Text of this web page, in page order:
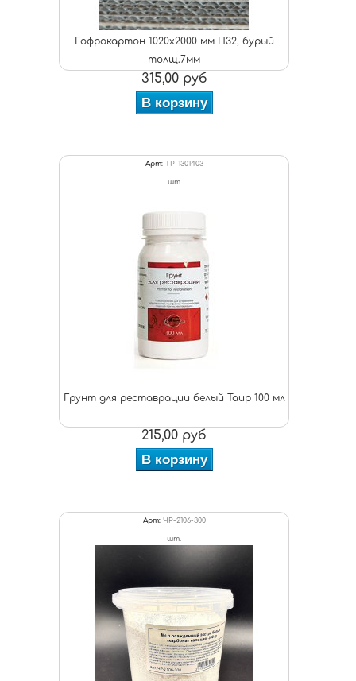
Гофрокартон 1020х2000 мм П32, бурый
толщ.7мм
315,00 руб
В корзину
Арт: ТР-1301403
шт
Грунт для реставрации белый Таир 100 мл
215,00 руб
В корзину
Арт: ЧР-2106-300
шт.